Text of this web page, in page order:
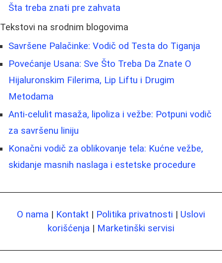
Šta treba znati pre zahvata
Tekstovi na srodnim blogovima
Savršene Palačinke: Vodič od Testa do Tiganja
Povećanje Usana: Sve Što Treba Da Znate O
Hijaluronskim Filerima, Lip Liftu i Drugim
Metodama
Anti-celulit masaža, lipoliza i vežbe: Potpuni vodič
za savršenu liniju
Konačni vodič za oblikovanje tela: Kućne vežbe,
skidanje masnih naslaga i estetske procedure
O nama | Kontakt | Politika privatnosti | Uslovi
korišćenja | Marketinški servisi